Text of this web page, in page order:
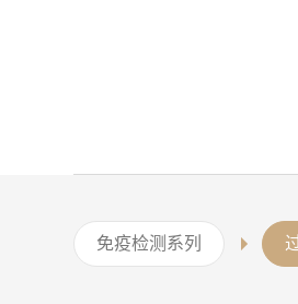
免疫检测系列